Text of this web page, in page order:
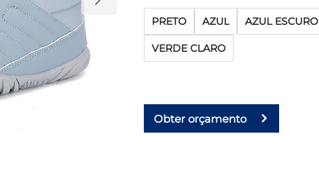
PRETO AZUL AZUL ESCURO
VERDE CLARO
Obter orçamento